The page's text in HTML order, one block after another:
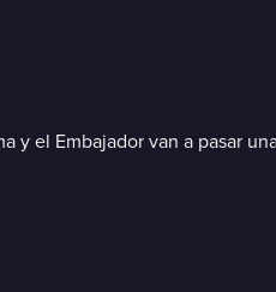
y el Embajador van a pasar